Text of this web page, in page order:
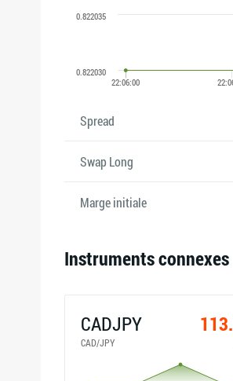
Spread
Swap Long
Marge initiale
Instruments connexes
CADJPY
CAD/JPY